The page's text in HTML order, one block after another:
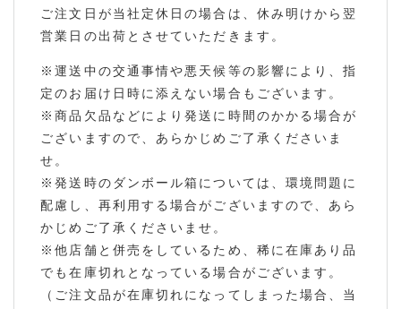
ご注文日が当社定休日の場合は、休み明けから翌
営業日の出荷とさせていただきます。
※運送中の交通事情や悪天候等の影響により、指
定のお届け日時に添えない場合もございます。
※商品欠品などにより発送に時間のかかる場合が
ございますので、あらかじめご了承くださいま
せ。
※発送時のダンボール箱については、環境問題に
配慮し、再利用する場合がございますので、あら
かじめご了承くださいませ。
※他店舗と併売をしているため、稀に在庫あり品
でも在庫切れとなっている場合がございます。
（ご注文品が在庫切れになってしまった場合、当